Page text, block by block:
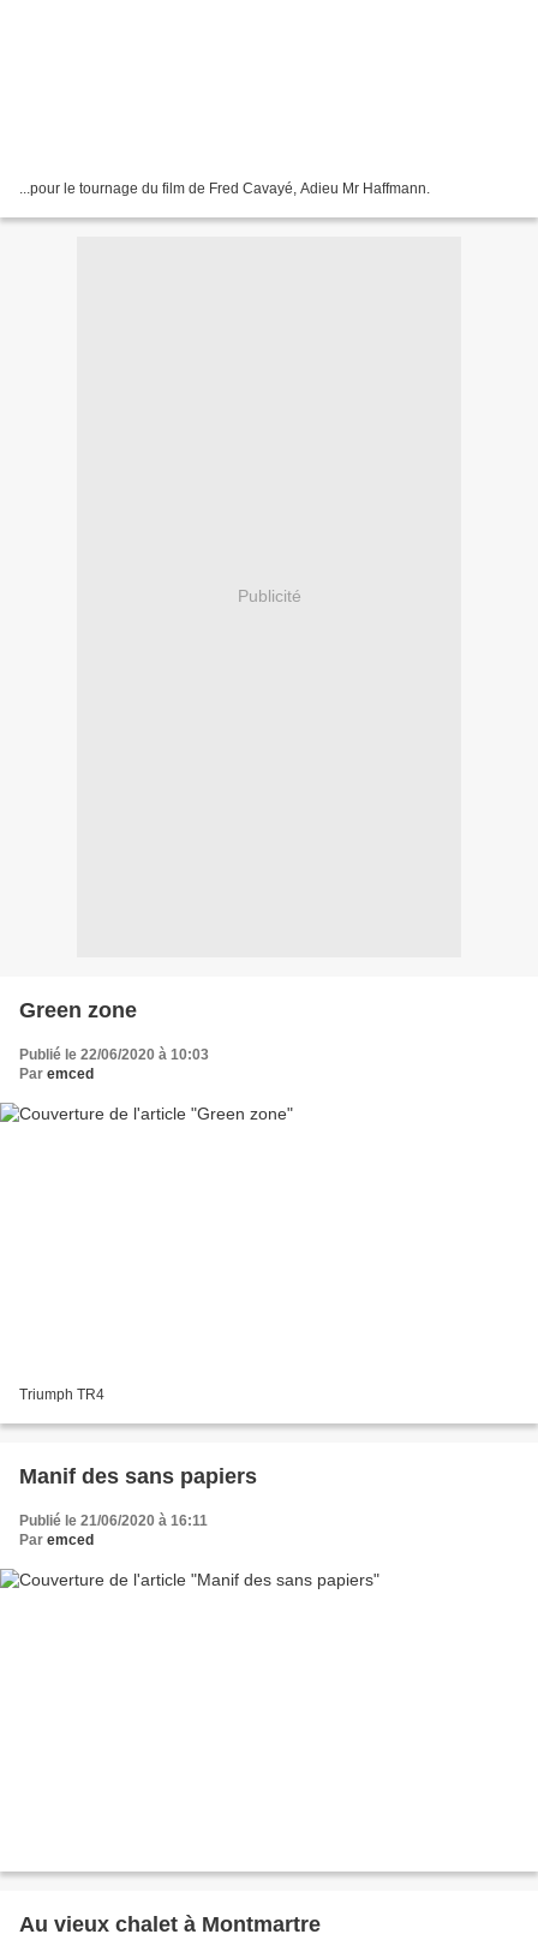
...pour le tournage du film de Fred Cavayé, Adieu Mr Haffmann.
Publicité
Green zone
Publié le 22/06/2020 à 10:03
Par emced
Triumph TR4
Manif des sans papiers
Publié le 21/06/2020 à 16:11
Par emced
Au vieux chalet à Montmartre